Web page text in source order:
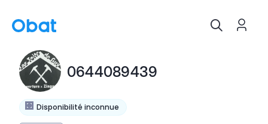
Disponibilité inconnue
0644089439